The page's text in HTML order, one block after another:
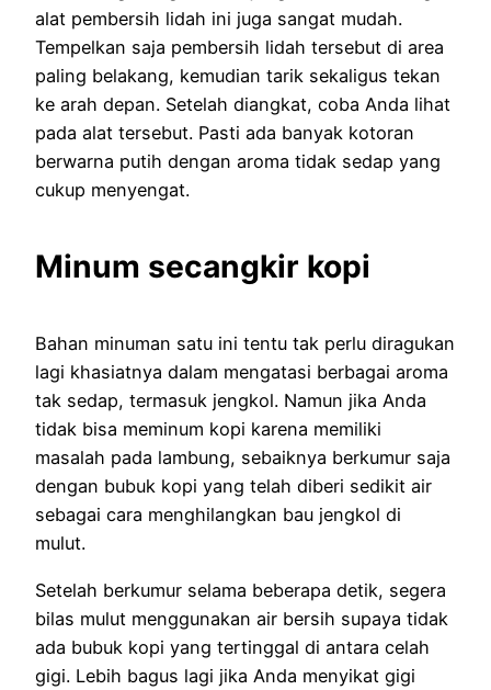
alat pembersih lidah ini juga sangat mudah.
Tempelkan saja pembersih lidah tersebut di area
paling belakang, kemudian tarik sekaligus tekan
ke arah depan. Setelah diangkat, coba Anda lihat
pada alat tersebut. Pasti ada banyak kotoran
berwarna putih dengan aroma tidak sedap yang
cukup menyengat.
Minum secangkir kopi
Bahan minuman satu ini tentu tak perlu diragukan
lagi khasiatnya dalam mengatasi berbagai aroma
tak sedap, termasuk jengkol. Namun jika Anda
tidak bisa meminum kopi karena memiliki
masalah pada lambung, sebaiknya berkumur saja
dengan bubuk kopi yang telah diberi sedikit air
sebagai cara menghilangkan bau jengkol di
mulut.
Setelah berkumur selama beberapa detik, segera
bilas mulut menggunakan air bersih supaya tidak
ada bubuk kopi yang tertinggal di antara celah
gigi. Lebih bagus lagi jika Anda menyikat gigi